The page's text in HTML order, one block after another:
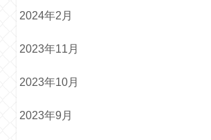
2024年2月
2023年11月
2023年10月
2023年9月